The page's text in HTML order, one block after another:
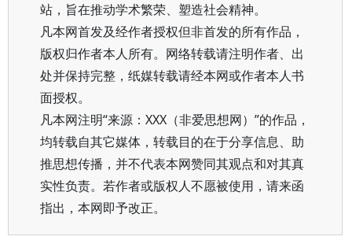
站，旨在推动学术繁荣、塑造社会精神。
凡本网首发及经作者授权但非首发的所有作品，
版权归作者本人所有。网络转载请注明作者、出
处并保持完整，纸媒转载请经本网或作者本人书
面授权。
凡本网注明“来源：XXX（非爱思想网）”的作品，
均转载自其它媒体，转载目的在于分享信息、助
推思想传播，并不代表本网赞同其观点和对其真
实性负责。若作者或版权人不愿被使用，请来函
指出，本网即予改正。